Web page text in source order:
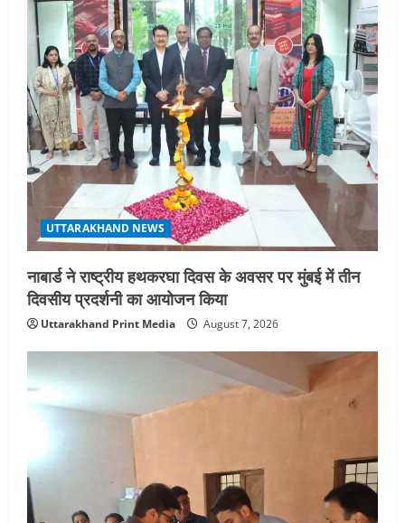
UTTARAKHAND NEWS
नाबार्ड ने राष्ट्रीय हथकरघा दिवस के अवसर पर मुंबई में तीन
दिवसीय प्रदर्शनी का आयोजन किया
Uttarakhand Print Media August 7, 2026